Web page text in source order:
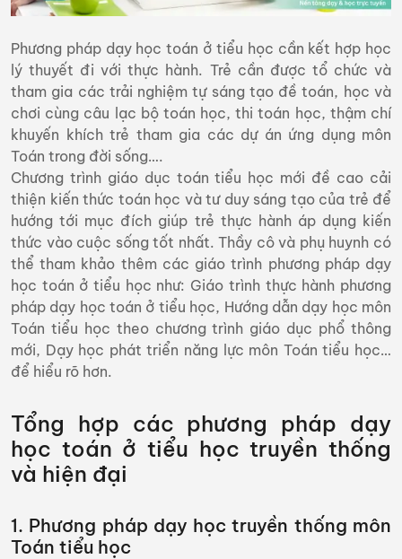
Phương pháp dạy học toán ở tiểu học cần kết hợp học
lý thuyết đi với thực hành. Trẻ cần được tổ chức và
tham gia các trải nghiệm tự sáng tạo đề toán, học và
chơi cùng câu lạc bộ toán học, thi toán học, thậm chí
khuyến khích trẻ tham gia các dự án ứng dụng môn
Toán trong đời sống….
Chương trình giáo dục toán tiểu học mới đề cao cải
thiện kiến thức toán học và tư duy sáng tạo của trẻ để
hướng tới mục đích giúp trẻ thực hành áp dụng kiến
thức vào cuộc sống tốt nhất. Thầy cô và phụ huynh có
thể tham khảo thêm các giáo trình phương pháp dạy
học toán ở tiểu học như: Giáo trình thực hành phương
pháp dạy học toán ở tiểu học, Hướng dẫn dạy học môn
Toán tiểu học theo chương trình giáo dục phổ thông
mới, Dạy học phát triển năng lực môn Toán tiểu học…
để hiểu rõ hơn.
Tổng hợp các phương pháp dạy
học toán ở tiểu học truyền thống
và hiện đại
1. Phương pháp dạy học truyền thống môn
Toán tiểu học